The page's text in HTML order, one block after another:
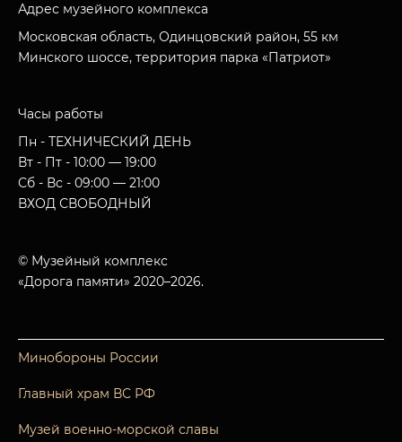
Адрес музейного комплекса
Московская область, Одинцовский район, 55 км
Минского шоссе, территория парка «Патриот»
Часы работы
Пн - ТЕХНИЧЕСКИЙ ДЕНЬ
Вт - Пт - 10:00 — 19:00
Сб - Вс - 09:00 — 21:00
ВХОД СВОБОДНЫЙ
© Музейный комплекс
«Дорога памяти» 2020–2026.
Минобороны России
Главный храм ВС РФ
Музей военно-морской славы